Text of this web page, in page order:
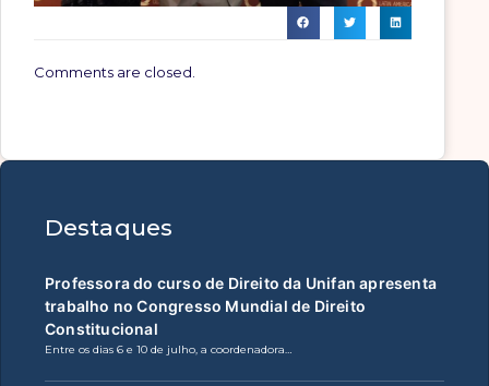
Comments are closed.
Destaques
Professora do curso de Direito da Unifan apresenta
trabalho no Congresso Mundial de Direito
Constitucional
Entre os dias 6 e 10 de julho, a coordenadora…